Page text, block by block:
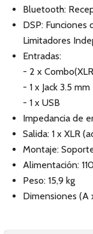
Bluetooth:
DSP: Funciones
Limitadores
Entradas:
- 2 x
- 1 x Jack 3.5 mm
- 1 x USB
Impedancia de
Salida: 1 x XLR
Montaje:
Alimentación:
Peso: 15,9 kg
Dimensiones (A